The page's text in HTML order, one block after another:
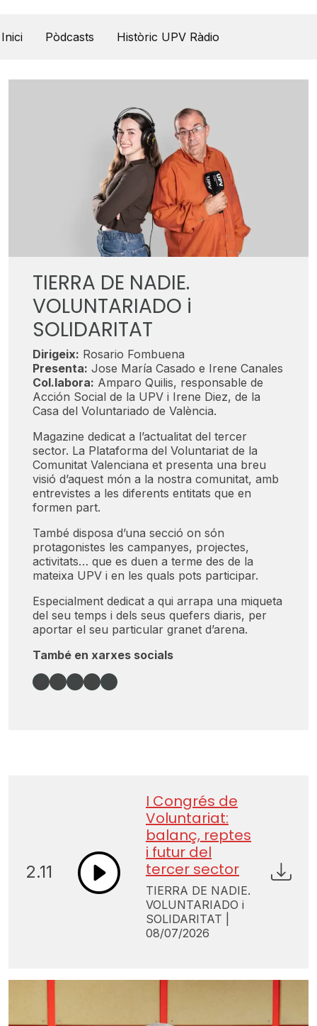
Inici Pòdcasts Històric UPV Ràdio
TIERRA DE NADIE.
VOLUNTARIADO i
SOLIDARITAT
Dirigeix: Rosario Fombuena
Presenta: Jose María Casado e Irene Canales
Col.labora: Amparo Quilis, responsable de
Acción Social de la UPV i Irene Diez, de la
Casa del Voluntariado de València.
Magazine dedicat a l’actualitat del tercer
sector. La Plataforma del Voluntariat de la
Comunitat Valenciana et presenta una breu
visió d’aquest món a la nostra comunitat, amb
entrevistes a les diferents entitats que en
formen part.
També disposa d’una secció on són
protagonistes les campanyes, projectes,
activitats… que es duen a terme des de la
mateixa UPV i en les quals pots participar.
Especialment dedicat a qui arrapa una miqueta
del seu temps i dels seus quefers diaris, per
aportar el seu particular granet d’arena.
També en xarxes socials
Bandcamp Spotify InstagramFacebook X
2.11
I Congrés de
Voluntariat:
balanç, reptes
i futur del
tercer sector
TIERRA DE NADIE.
VOLUNTARIADO i
SOLIDARITAT |
08/07/2026